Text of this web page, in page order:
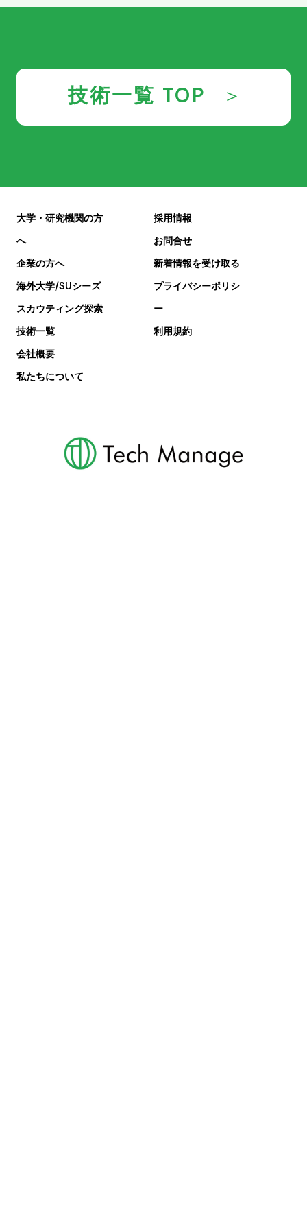
技術一覧 TOP
大学・研究機関の方
へ
企業の方へ
海外大学/SUシーズ
スカウティング探索
技術一覧
会社概要
私たちについて
採用情報
お問合せ
新着情報を受け取る
プライバシーポリシ
ー
利用規約